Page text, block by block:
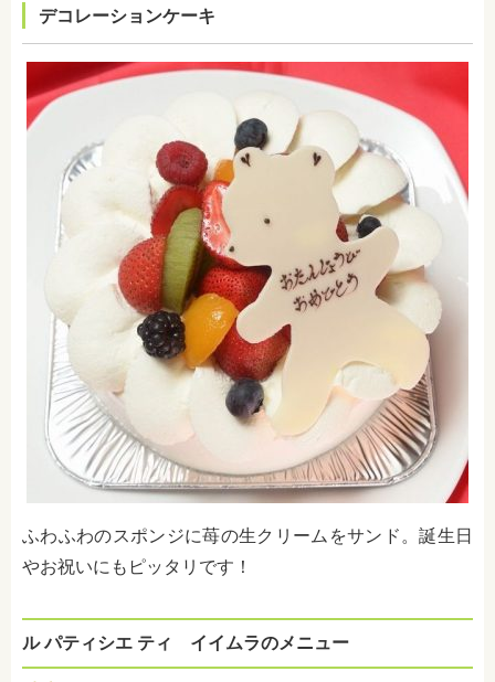
デコレーションケーキ
ふわふわのスポンジに苺の生クリームをサンド。誕生日
やお祝いにもピッタリです！
ル パティシエ ティ イイムラのメニュー